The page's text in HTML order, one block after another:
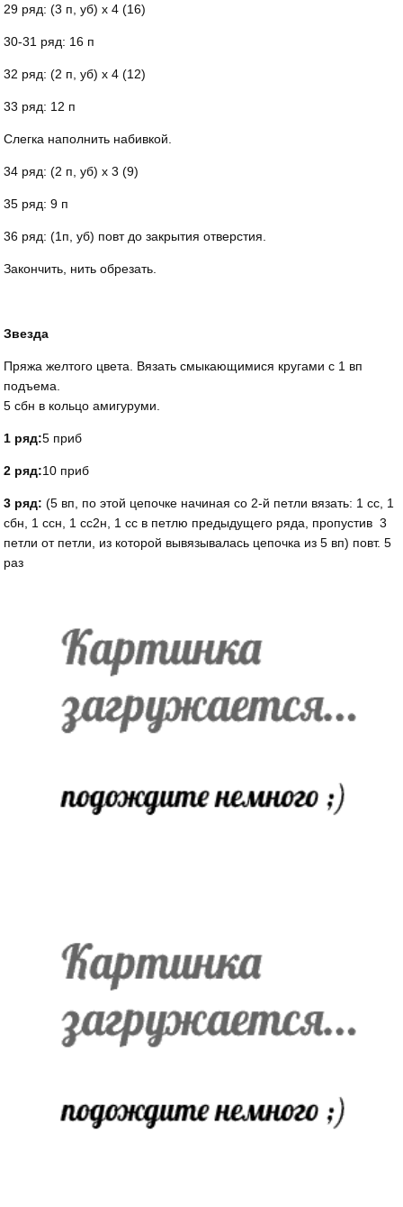
29 ряд: (3 п, уб) х 4 (16)
30-31 ряд: 16 п
32 ряд: (2 п, уб) х 4 (12)
33 ряд: 12 п
Слегка наполнить набивкой.
34 ряд: (2 п, уб) х 3 (9)
35 ряд: 9 п
36 ряд: (1п, уб) повт до закрытия отверстия.
Закончить, нить обрезать.
Звезда
Пряжа желтого цвета. Вязать смыкающимися кругами с 1 вп
подъема.
5 сбн в кольцо амигуруми.
1 ряд:5 приб
2 ряд:10 приб
3 ряд: (5 вп, по этой цепочке начиная со 2-й петли вязать: 1 сс, 1
сбн, 1 ссн, 1 сс2н, 1 сс в петлю предыдущего ряда, пропустив 3
петли от петли, из которой вывязывалась цепочка из 5 вп) повт. 5
раз